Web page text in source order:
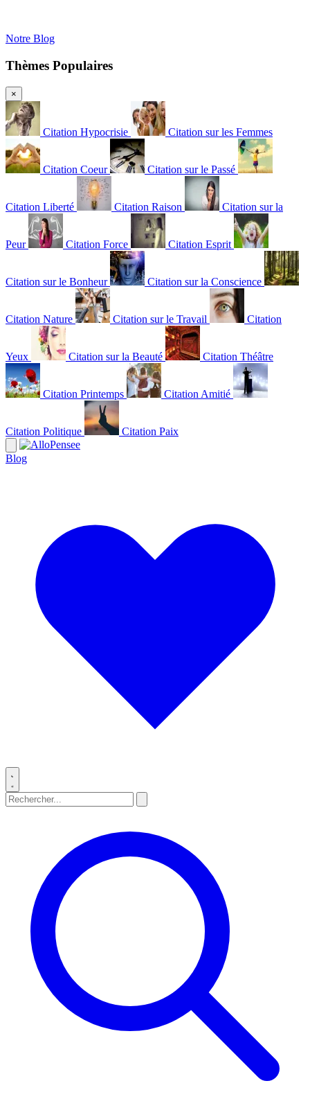
Notre Blog
Thèmes Populaires
×
Citation Hypocrisie Citation sur les Femmes
Citation Coeur Citation sur le Passé
Citation Liberté Citation Raison Citation sur la
Peur Citation Force Citation Esprit
Citation sur le Bonheur Citation sur la Conscience
Citation Nature Citation sur le Travail Citation
Yeux Citation sur la Beauté Citation Théâtre
Citation Printemps Citation Amitié
Citation Politique Citation Paix
Blog